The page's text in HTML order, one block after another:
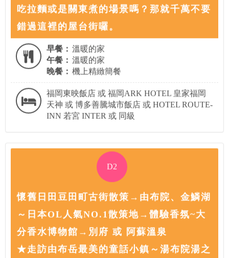
吃拉麵或是關東煮的場景嗎？那就千萬不要
錯過這裡的屋台街囉。
早餐： 溫暖的家
午餐： 溫暖的家
晚餐： 機上精緻簡餐
福岡東映飯店 或 福岡ARK HOTEL 皇家福岡
天神 或 博多善騰城市飯店 或 HOTEL ROUTE-
INN 若宮 INTER 或 同級
D2
懷舊日田豆田町古街散策→由布院、金鱗湖
～日本OL人氣NO.1散策地→體驗香氛~大
分香水博物館→別府 或 阿蘇溫泉
★走訪由布岳最美的童話小鎮～湯布院湯之